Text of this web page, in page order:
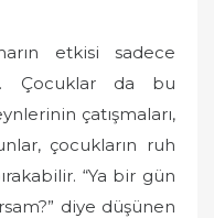
etkisi sadece
Çocuklar da bu
çatışmaları,
çocukların ruh
“Ya bir gün
diye düşünen